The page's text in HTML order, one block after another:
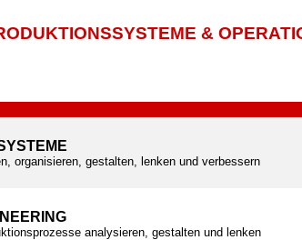
&
organisieren, gestalten, lenken und verbessern
analysieren, gestalten und lenken